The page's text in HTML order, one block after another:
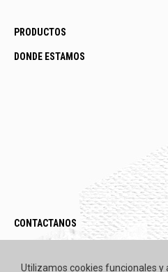
PRODUCTOS
DONDE ESTAMOS
CONTACTANOS
Utilizamos cookies funcionales y